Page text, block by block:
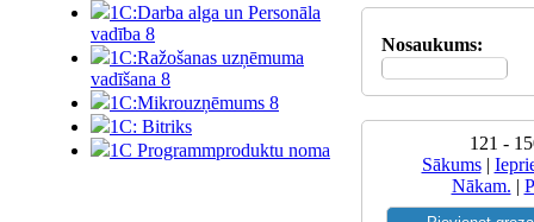
1C:Darba alga un Personāla
vadība 8
1C:Ražošanas uzņēmuma
vadīšana 8
1С:Мikrouzņēmums 8
1C: Bitriks
1C Programmproduktu noma
Nosaukums:
121 -
Sākums|
Nākam. |